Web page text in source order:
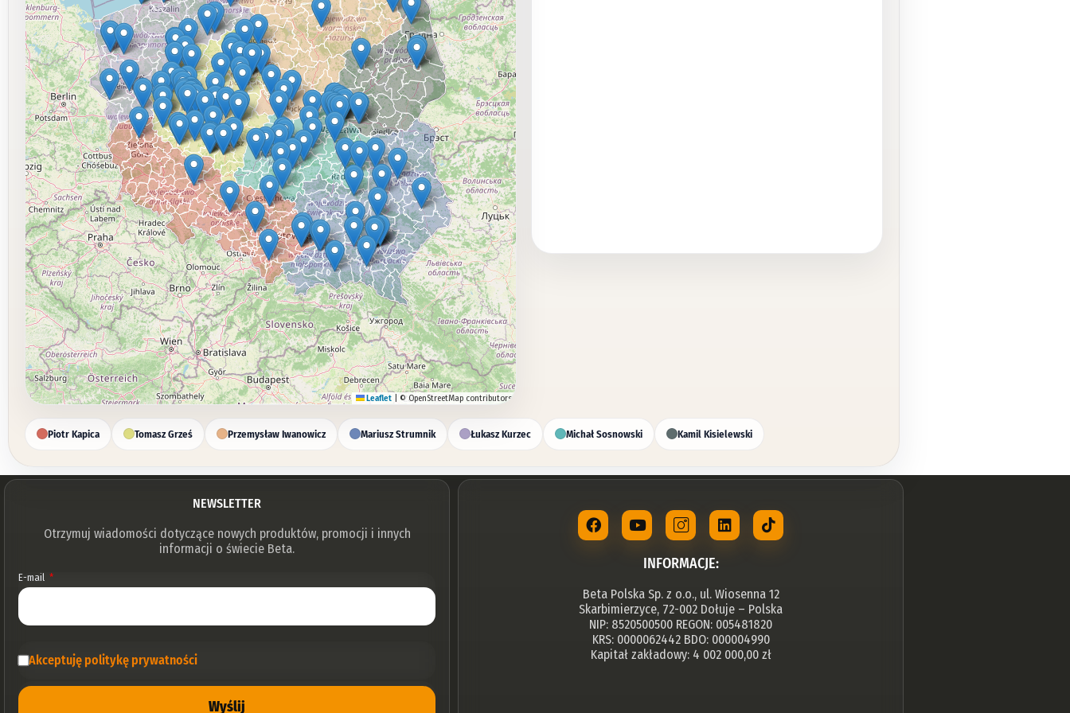
Leaflet © OpenStreetMap contributors
Piotr Kapica Tomasz Grześ Przemysław Iwanowicz Mariusz Strumnik Łukasz Kurzec Michał Sosnowski Kamil Kisielewski
NEWSLETTER
Otrzymuj wiadomości dotyczące nowych produktów, promocji i innych
informacji o świecie Beta.
E-mail
Akceptuję politykę prywatności
Wyślij
INFORMACJE:
Beta Polska Sp. z o.o., ul. Wiosenna 12
Skarbimierzyce, 72-002 Dołuje – Polska
NIP: 8520500500 REGON: 005481820
KRS: 0000062442 BDO: 000004990
Kapitał zakładowy: 4 002 000,00 zł